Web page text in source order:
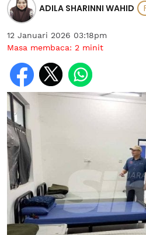
ADILA SHARINNI WAHID
12 Januari 2026 03:18pm
Masa membaca: 2 minit